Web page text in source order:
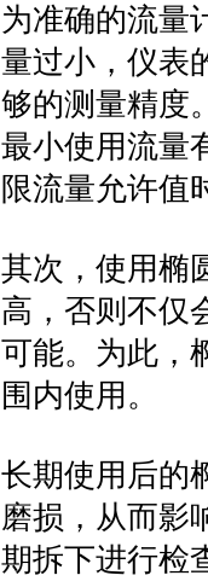
为准确的流量
量过小，仪表
够的测量精度
最小使用流量
限流量允许值
其次，使用椭
高，否则不仅
可能。为此，
围内使用。
长期使用后的
磨损，从而影
期拆下进行检